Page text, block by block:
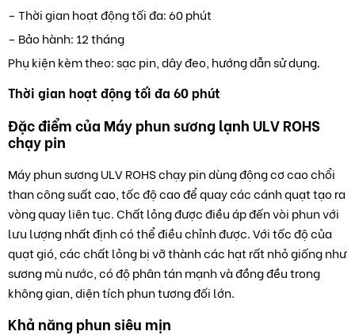
– Thời gian hoạt động tối đa: 60 phút
– Bảo hành: 12 tháng
Phụ kiện kèm theo: sạc pin, dây đeo, hướng dẫn sử dụng.
Thời gian hoạt động tối đa 60 phút
Đặc điểm của Máy phun sương lạnh ULV ROHS
chạy pin
Máy phun sương ULV ROHS chạy pin dùng động cơ cao chổi
than công suất cao, tốc độ cao để quay các cánh quạt tạo ra
vòng quay liên tục. Chất lỏng được điều áp đến vòi phun với
lưu lượng nhất định có thể điều chỉnh được. Với tốc độ của
quạt gió, các chất lỏng bị vỡ thành các hạt rất nhỏ giống như
sương mù nước, có độ phân tán mạnh và đồng đều trong
không gian, diện tích phun tương đối lớn.
Khả năng phun siêu mịn